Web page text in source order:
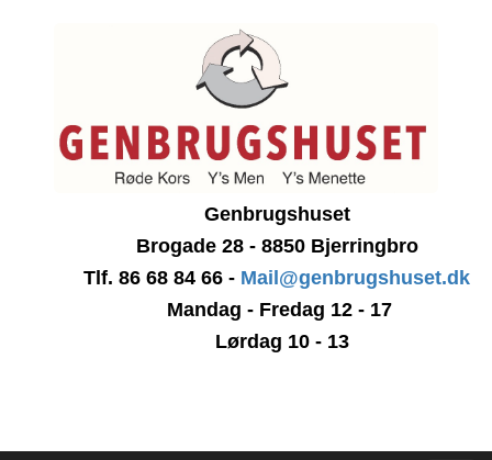
Genbrugshuset
Brogade 28 - 8850 Bjerringbro
Tlf. 86 68 84 66 - Mail@genbrugshuset.dk
Mandag - Fredag 12 - 17
Lørdag 10 - 13